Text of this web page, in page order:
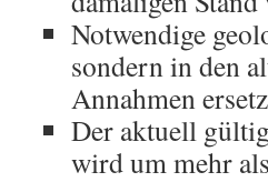
Notwendige
sondern in den
Annahmen
Der aktuell
wird um mehr